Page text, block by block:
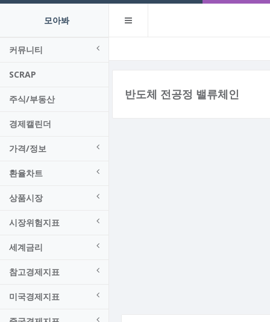
모아봐
커뮤니티
SCRAP
주식/부동산
경제캘린더
가격/정보
환율차트
상품시장
시장위험지표
세계금리
참고경제지표
미국경제지표
반도체 전공정 밸류체인